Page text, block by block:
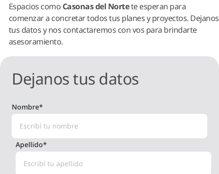
Espacios como Casonas del Nortete esperan para
comenzar a concretar todos tus planes y proyectos. Dejanos
tus datos y nos contactaremos con vos para brindarte
asesoramiento.
Dejanos tus datos
Nombre*
Apellido*